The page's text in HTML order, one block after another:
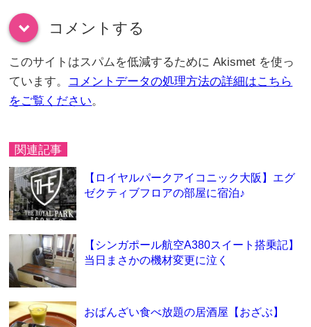
down コメントする
このサイトはスパムを低減するために Akismet を使っ
ています。 コメントデータの処理方法の詳細はこちら
をご覧ください。
関連記事
【ロイヤルパークアイコニック大阪】エグ
ゼクティブフロアの部屋に宿泊♪
【シンガポール航空A380スイート搭乗記】
当日まさかの機材変更に泣く
おばんざい食べ放題の居酒屋【おざぶ】